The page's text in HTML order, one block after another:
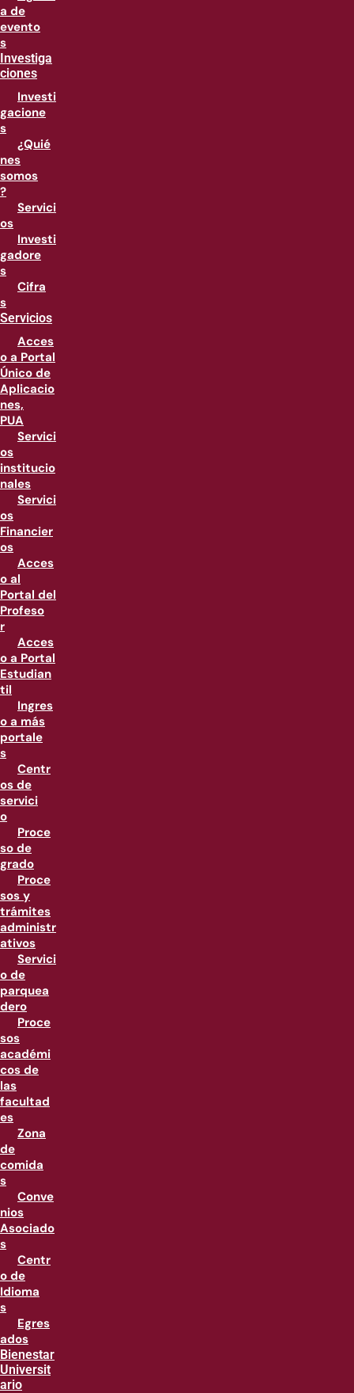
a de
evento
s
Investiga
ciones
Investi
gacione
s
¿Quié
nes
somos
?
Servici
os
Investi
gadore
s
Cifra
s
Servicios
Acces
o a Portal
Único de
Aplicacio
nes,
PUA
Servici
os
institucio
nales
Servici
os
Financier
os
Acces
o al
Portal del
Profeso
r
Acces
o a Portal
Estudian
til
Ingres
o a más
portale
s
Centr
os de
servici
o
Proce
so de
grado
Proce
sos y
trámites
administr
ativos
Servici
o de
parquea
dero
Proce
sos
académi
cos de
las
facultad
es
Zona
de
comida
s
Conve
nios
Asociado
s
Centr
o de
Idioma
s
Egres
ados
Bienestar
Universit
ario